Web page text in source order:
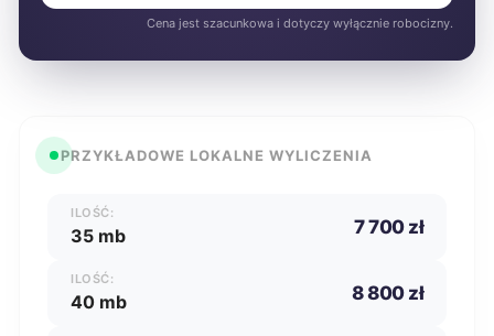
Cena jest szacunkowa i dotyczy wyłącznie robocizny.
PRZYKŁADOWE LOKALNE WYLICZENIA
ILOŚĆ:
35 mb 7 700 zł
ILOŚĆ:
40 mb 8 800 zł